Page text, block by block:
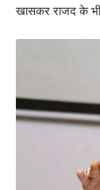
खासकर राजद के